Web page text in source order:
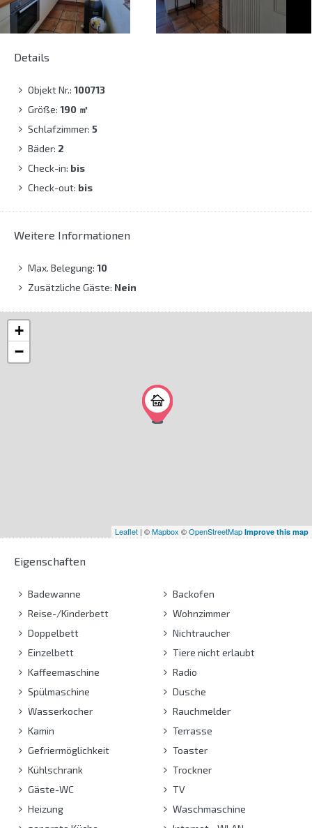
Details
Objekt Nr.: 100713
Größe: 190 ㎡
Schlafzimmer: 5
Bäder: 2
Check-in: bis
Check-out: bis
Weitere Informationen
Max. Belegung: 10
Zusätzliche Gäste: Nein
+
−
Leaflet | ©Mapbox ©OpenStreetMap Improve this map
Eigenschaften
Badewanne
Reise-/Kinderbett
Doppelbett
Einzelbett
Kaffeemaschine
Spülmaschine
Wasserkocher
Kamin
Gefriermöglichkeit
Kühlschrank
Gäste-WC
Heizung
Backofen
Wohnzimmer
Nichtraucher
Tiere nicht erlaubt
Radio
Dusche
Rauchmelder
Terrasse
Toaster
Trockner
TV
Waschmaschine